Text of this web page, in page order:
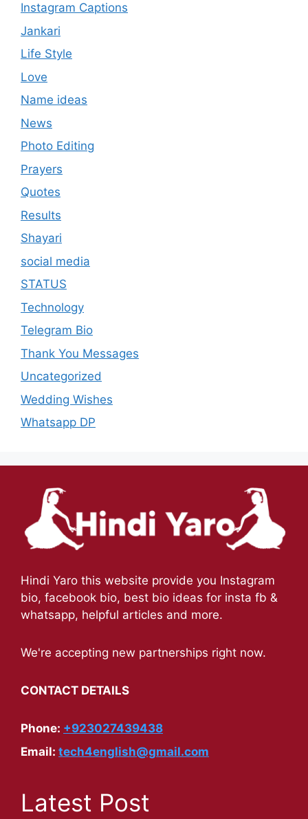
Instagram Captions
Jankari
Life Style
Love
Name ideas
News
Photo Editing
Prayers
Quotes
Results
Shayari
social media
STATUS
Technology
Telegram Bio
Thank You Messages
Uncategorized
Wedding Wishes
Whatsapp DP
Hindi Yaro this website provide you Instagram
bio, facebook bio, best bio ideas for insta fb &
whatsapp, helpful articles and more.
We're accepting new partnerships right now.
CONTACT DETAILS
Phone: +923027439438
Email: tech4english@gmail.com
Latest Post